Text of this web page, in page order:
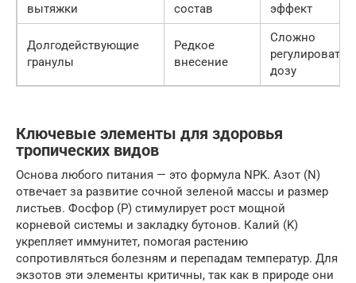
вытяжки
состав
эффект
Долгодействующие
гранулы
Редкое
внесение
Сложно
регулировать
дозу
Ключевые элементы для здоровья
тропических видов
Основа любого питания — это формула NPK. Азот (N)
отвечает за развитие сочной зеленой массы и размер
листьев. Фосфор (P) стимулирует рост мощной
корневой системы и закладку бутонов. Калий (K)
укрепляет иммунитет, помогая растению
сопротивляться болезням и перепадам температур. Для
экзотов эти элементы критичны, так как в природе они